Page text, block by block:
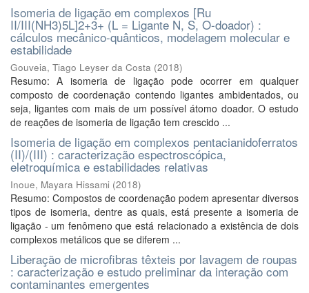
Isomeria de ligação em complexos [Ru
II/III(NH3)5L]2+3+ (L = Ligante N, S, O-doador) :
cálculos mecânico-quânticos, modelagem molecular e
estabilidade
Gouveia, Tiago Leyser da Costa (2018)
Resumo: A isomeria de ligação pode ocorrer em qualquer
composto de coordenação contendo ligantes ambidentados, ou
seja, ligantes com mais de um possível átomo doador. O estudo
de reações de isomeria de ligação tem crescido ...
Isomeria de ligação em complexos pentacianidoferratos
(II)/(III) : caracterização espectroscópica,
eletroquímica e estabilidades relativas
Inoue, Mayara Hissami (2018)
Resumo: Compostos de coordenação podem apresentar diversos
tipos de isomeria, dentre as quais, está presente a isomeria de
ligação - um fenômeno que está relacionado a existência de dois
complexos metálicos que se diferem ...
Liberação de microfibras têxteis por lavagem de roupas
: caracterização e estudo preliminar da interação com
contaminantes emergentes